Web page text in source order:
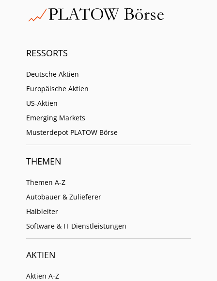
RESSORTS
Deutsche Aktien
Europäische Aktien
US-Aktien
Emerging Markets
Musterdepot PLATOW Börse
THEMEN
Themen A-Z
Autobauer & Zulieferer
Halbleiter
Software & IT Dienstleistungen
AKTIEN
Aktien A-Z